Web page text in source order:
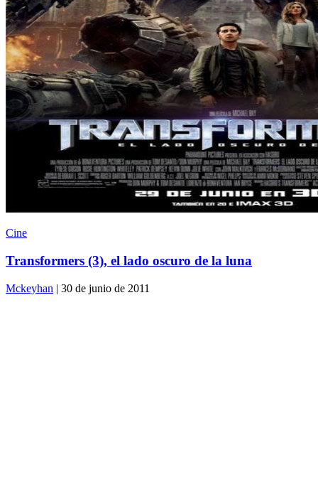
Cine
Transformers (3), el lado oscuro de la luna
Mckeyhan | 30 de junio de 2011